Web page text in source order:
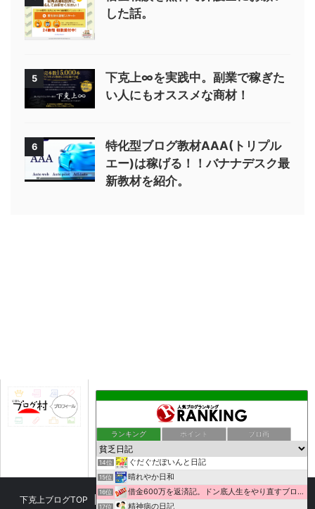
した話。
5
下克上∞を実践中。副業で稼ぎた
い人にもオススメな商材！
6
特化型ブログ教材AAA(トリプル
エー)は稼げる！！バナナデスク最
新教材を紹介。
下克上ブログTOP プロフィール お問い合わせ サイトマップ
ランキング ポイント ブロ画
質素な暮らしで生きていく。
10位 ロスジェネ世代フリーターのゆるい節約生活
病気療養中でも楽しみながらお小遣い稼ぎ！
個人間融資掲示板 RentalCash
13位 馬耳Tong Poo
14位 ぐだぐだぽいんと日記
15位 晴れやか日和
16位 借金600万を返済記。ドン底人生をやり直すブログ。
17位 精神病の日記